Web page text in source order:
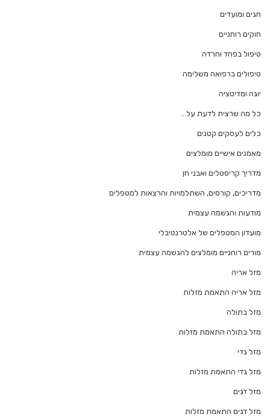
חגים ומועדים
חוקים רוחניים
טיפול בפחד וחרדה
טיפולים ברפואה משלימה
יוגה ומדיטציה
כל מה שרצית לדעת על…
כלים לעסקים קטנים
מאמנים אישיים מומלצים
מדריך קריסטלים ואבני חן
מדריכים, קורסים, השתלמויות והרצאות למטפלים
מודעות והגשמה עצמית
מועדון המטפלים של אלטרנטיבלי
מורים רוחניים מומלצים להגשמה עצמית
מזל אריה
מזל אריה התאמת מזלות
מזל בתולה
מזל בתולה התאמת מזלות
מזל גדי
מזל גדי התאמת מזלות
מזל דגים
מזל דגים התאמת מזלות